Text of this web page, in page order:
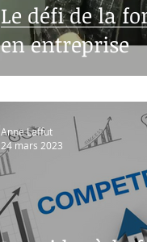
Le défi de la
en entreprise
Anne Laffut
24 mars 2023